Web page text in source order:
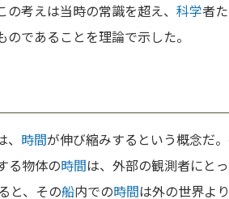
考えは当時の常識を超え、 科学者
のであることを理論で示した。
時間が伸び縮みするという概念だ
る物体の時間は、外部の観測者にと
と、その船内での時間は外の世界よ